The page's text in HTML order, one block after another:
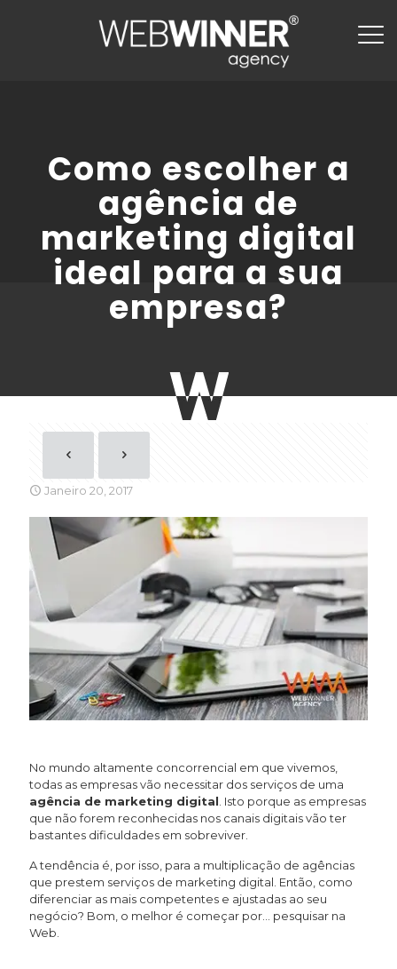
Como escolher a
agência de
marketing digital
ideal para a sua
empresa?
Janeiro 20, 2017
No mundo altamente concorrencial em que vivemos,
todas as empresas vão necessitar dos serviços de uma
agência de marketing digital . Isto porque as empresas
que não forem reconhecidas nos canais digitais vão ter
bastantes dificuldades em sobreviver.
A tendência é, por isso, para a multiplicação de agências
que prestem serviços de marketing digital. Então, como
diferenciar as mais competentes e ajustadas ao seu
negócio? Bom, o melhor é começar por… pesquisar na
Web.